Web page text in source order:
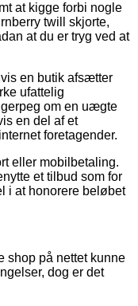
at kigge forbi nogle
twill skjorte,
at du er tryg ved at
en butik afsætter
ufattelig
om en uægte
en del af et
foretagender.
eller mobilbetaling.
et tilbud som for
i at honorere beløbet
shop på nettet kunne
dog er det